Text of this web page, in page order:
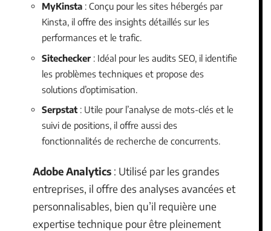
MyKinsta : Conçu pour les sites hébergés par
Kinsta, il offre des insights détaillés sur les
performances et le trafic.
Sitechecker : Idéal pour les audits SEO, il identifie
les problèmes techniques et propose des
solutions d’optimisation.
Serpstat : Utile pour l’analyse de mots-clés et le
suivi de positions, il offre aussi des
fonctionnalités de recherche de concurrents.
Adobe Analytics : Utilisé par les grandes
entreprises, il offre des analyses avancées et
personnalisables, bien qu’il requière une
expertise technique pour être pleinement